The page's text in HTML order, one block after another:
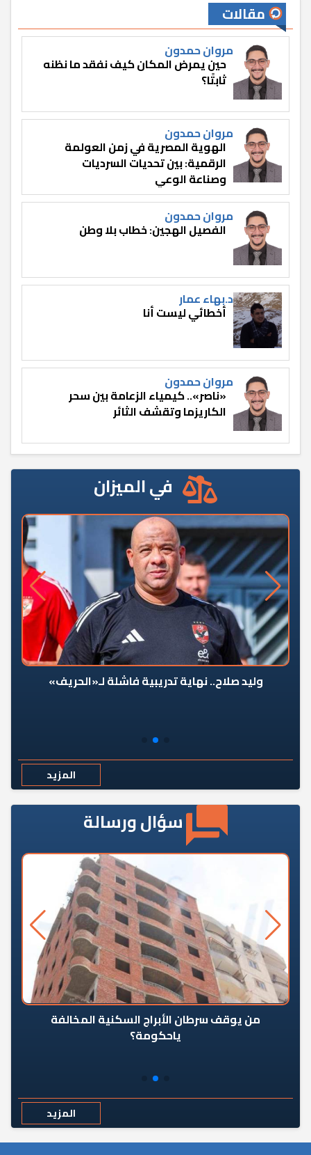
مقالات
مروان حمدون
حين يمرض المكان كيف نفقد ما نظنه
ثابتًا؟
مروان حمدون
الهوية المصرية في زمن العولمة
الرقمية: بين تحديات السرديات
وصناعة الوعي
مروان حمدون
الفصيل الهجين: خطاب بلا وطن
د.بهاء عمار
أخطائي ليست أنا
مروان حمدون
«ناصر».. كيمياء الزعامة بين سحر
الكاريزما وتقشف الثائر
في الميزان
وليد صلاح.. نهاية تدريبية فاشلة لـ«الحريف»
المزيد
سؤال ورسالة
من يوقف سرطان الأبراج السكنية المخالفة
ياحكومة؟
المزيد